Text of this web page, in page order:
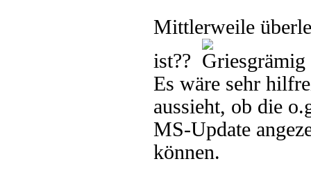
Mittlerweile
ist??
Es wäre sehr
aussieht, ob die
MS-Update
können.